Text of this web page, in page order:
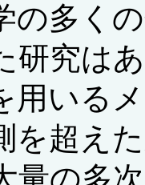
の多く
研究は
用いる
を超え